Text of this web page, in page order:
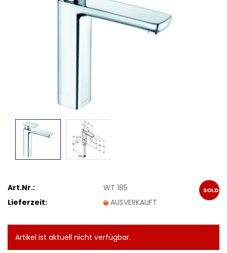
SOLD
Art.Nr.:
WT 185
Lieferzeit:
AUSVERKAUFT
Artikel ist aktuell nicht verfügbar.